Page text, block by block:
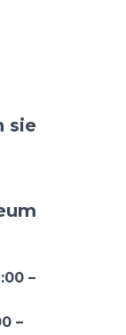
sie
–
–